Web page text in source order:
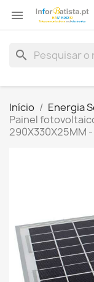

search
Início Energia
Painel
290X330X25MM -